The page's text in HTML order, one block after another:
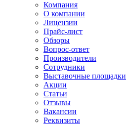
Компания
О компании
Лицензии
Прайс-лист
Обзоры
Вопрос-ответ
Производители
Сотрудники
Выставочные площадки
Акции
Статьи
Отзывы
Вакансии
Реквизиты